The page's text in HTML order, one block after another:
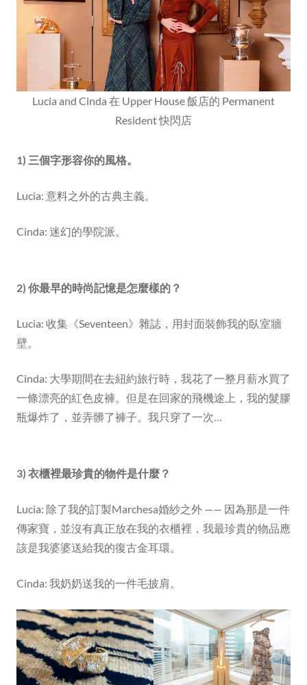
Lucia and Cinda 在 Upper House 飯店的 Permanent
Resident 快閃店
1) 三個字形容你的風格。
Lucia: 意料之外的古典主義。
Cinda: 迷幻的學院派。
2) 你最早的時尚記憶是怎麼樣的？
Lucia: 收集《Seventeen》雜誌，用封面裝飾我的臥室牆
壁。
Cinda: 大學期間在去紐約旅行時，我花了一整月薪水買了
一條漂亮的紅色皮褲。但是在回家的飛機途上，我的髮膠
瓶爆炸了，並弄髒了褲子。我只穿了一次…
3) 衣櫃裡最珍貴的物件是什麼？
Lucia: 除了我的訂製Marchesa婚紗之外 —— 因為那是一件
傳家寶，並沒有真正放在我的衣櫃裡，我最珍貴的物品應
該是我婆婆送給我的復古金耳環。
Cinda: 我奶奶送我的一件毛披肩。